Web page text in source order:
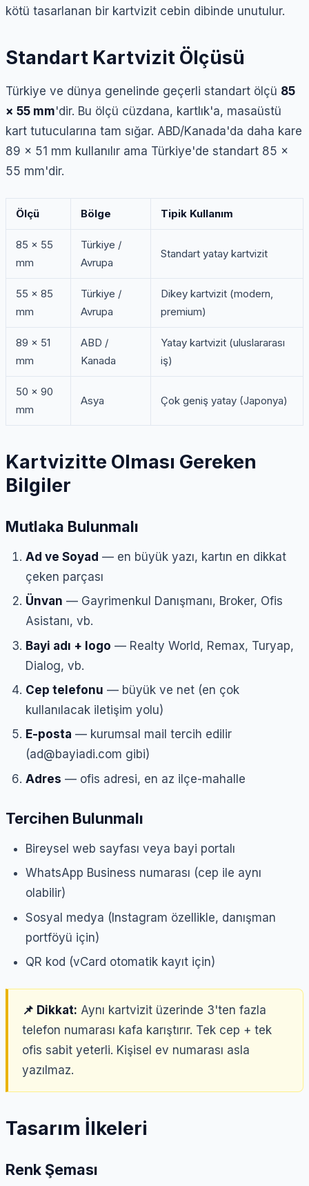
kötü tasarlanan bir kartvizit cebin dibinde unutulur.
Standart Kartvizit Ölçüsü
Türkiye ve dünya genelinde geçerli standart ölçü 85
× 55 mm'dir. Bu ölçü cüzdana, kartlık'a, masaüstü
kart tutucularına tam sığar. ABD/Kanada'da daha kare
89 × 51 mm kullanılır ama Türkiye'de standart 85 ×
55 mm'dir.
Ölçü Bölge Tipik Kullanım
85 × 55
mm
Türkiye /
Avrupa
Standart yatay kartvizit
55 × 85
mm
Türkiye /
Avrupa
Dikey kartvizit (modern,
premium)
89 × 51
mm
ABD /
Kanada
Yatay kartvizit (uluslararası
iş)
50 × 90
mm
Asya Çok geniş yatay (Japonya)
Kartvizitte Olması Gereken
Bilgiler
Mutlaka Bulunmalı
Ad ve Soyad — en büyük yazı, kartın en dikkat
çeken parçası
Ünvan — Gayrimenkul Danışmanı, Broker, Ofis
Asistanı, vb.
Bayi adı + logo — Realty World, Remax, Turyap,
Dialog, vb.
Cep telefonu — büyük ve net (en çok
kullanılacak iletişim yolu)
E-posta — kurumsal mail tercih edilir
(ad@bayiadi.com gibi)
Adres — ofis adresi, en az ilçe-mahalle
Tercihen Bulunmalı
Bireysel web sayfası veya bayi portalı
WhatsApp Business numarası (cep ile aynı
olabilir)
Sosyal medya (Instagram özellikle, danışman
portföyü için)
QR kod (vCard otomatik kayıt için)
📌 Dikkat: Aynı kartvizit üzerinde 3'ten fazla
telefon numarası kafa karıştırır. Tek cep + tek
ofis sabit yeterli. Kişisel ev numarası asla
yazılmaz.
Tasarım İlkeleri
Renk Şeması